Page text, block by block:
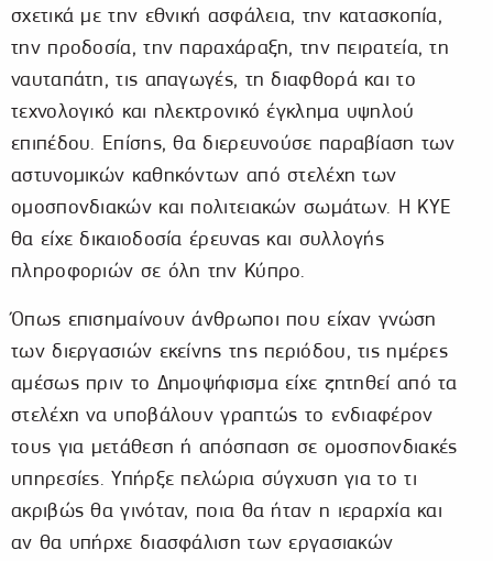
σχετικά με την εθνική ασφάλεια, την κατασκοπία,
την προδοσία, την παραχάραξη, την πειρατεία, τη
ναυταπάτη, τις απαγωγές, τη διαφθορά και το
τεχνολογικό και ηλεκτρονικό έγκλημα υψηλού
επιπέδου. Επίσης, θα διερευνούσε παραβίαση των
αστυνομικών καθηκόντων από στελέχη των
ομοσπονδιακών και πολιτειακών σωμάτων. Η ΚΥΕ
θα είχε δικαιοδοσία έρευνας και συλλογής
πληροφοριών σε όλη την Κύπρο.
Όπως επισημαίνουν άνθρωποι που είχαν γνώση
των διεργασιών εκείνης της περιόδου, τις ημέρες
αμέσως πριν το Δημοψήφισμα είχε ζητηθεί από τα
στελέχη να υποβάλουν γραπτώς το ενδιαφέρον
τους για μετάθεση ή απόσπαση σε ομοσπονδιακές
υπηρεσίες. Υπήρξε πελώρια σύγχυση για το τι
ακριβώς θα γινόταν, ποια θα ήταν η ιεραρχία και
αν θα υπήρχε διασφάλιση των εργασιακών